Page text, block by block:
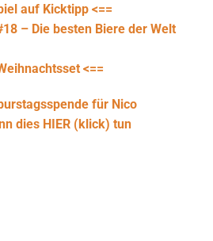
auf Kicktipp <==
– Die besten Biere der Welt
<==
für Nico
dies HIER (klick) tun